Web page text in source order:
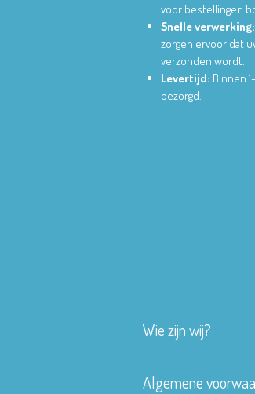
voor bestellingen
Snelle verwerking:
zorgen ervoor dat
verzonden wordt.
Levertijd: Binnen
bezorgd.
Wie zijn wij?
Algemene